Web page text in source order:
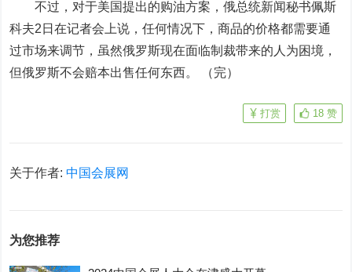
不过，对于美国提出的购油方案，俄总统新闻秘书佩斯
科夫2日在记者会上说，任何情况下，商品的价格都需要通
过市场来调节，虽然俄罗斯现在面临制裁带来的人为困境，
但俄罗斯不会赔本出售任何东西。 （完）
18 赞
打赏
关于作者:中国会展网
为您推荐